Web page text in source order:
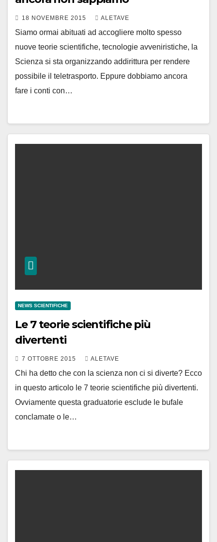
18 NOVEMBRE 2015 ALETAVE
Siamo ormai abituati ad accogliere molto spesso
nuove teorie scientifiche, tecnologie avveniristiche, la
Scienza si sta organizzando addirittura per rendere
possibile il teletrasporto. Eppure dobbiamo ancora
fare i conti con…
NEWS SCIENTIFICHE
Le 7 teorie scientifiche più
divertenti
7 OTTOBRE 2015 ALETAVE
Chi ha detto che con la scienza non ci si diverte? Ecco
in questo articolo le 7 teorie scientifiche più divertenti.
Ovviamente questa graduatorie esclude le bufale
conclamate o le…